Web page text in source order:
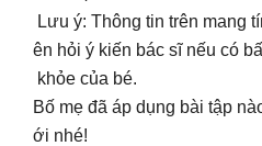
Lưu ý: Thông tin trên mang
ên hỏi ý kiến bác sĩ nếu có
khỏe của bé.
Bố mẹ đã áp dụng bài tập
ới nhé!